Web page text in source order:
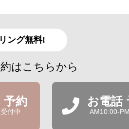
ング無料!
はこちらから
予約
付中
お電話
AM10:00-